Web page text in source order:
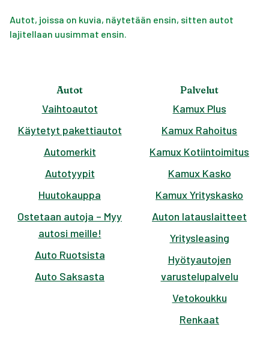
Autot, joissa on kuvia, näytetään ensin, sitten autot
lajitellaan uusimmat ensin.
Autot
Vaihtoautot
Käytetyt pakettiautot
Automerkit
Autotyypit
Huutokauppa
Ostetaan autoja – Myy
autosi meille!
Auto Ruotsista
Auto Saksasta
Palvelut
Kamux Plus
Kamux Rahoitus
Kamux Kotiintoimitus
Kamux Kasko
Kamux Yrityskasko
Auton latauslaitteet
Yritysleasing
Hyötyautojen
varustelupalvelu
Vetokoukku
Renkaat